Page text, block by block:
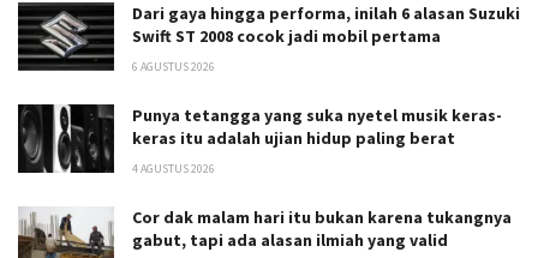
Dari gaya hingga performa, inilah 6 alasan Suzuki
Swift ST 2008 cocok jadi mobil pertama
6 AGUSTUS 2026
Punya tetangga yang suka nyetel musik keras-
keras itu adalah ujian hidup paling berat
4 AGUSTUS 2026
Cor dak malam hari itu bukan karena tukangnya
gabut, tapi ada alasan ilmiah yang valid